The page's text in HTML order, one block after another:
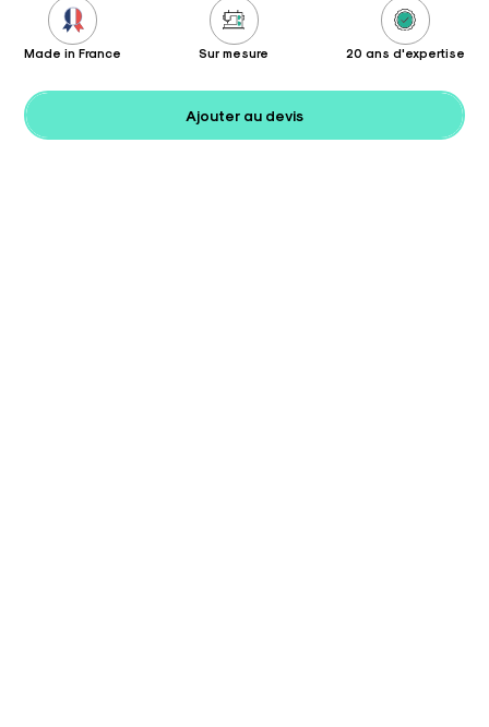
Made in France Sur mesure 20 ans d'expertise
Ajouter au devis